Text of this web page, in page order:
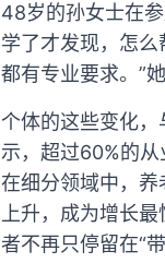
48岁的孙女士在
学了才发现，怎
都有专业要求。”
个体的这些变化
示，超过60%的从
在细分领域中，
上升，成为增长
者不再只停留在“